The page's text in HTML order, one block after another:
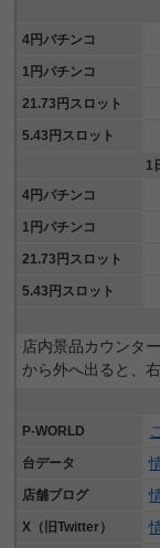
4円パチンコ
1円パチンコ
21.73円スロット
5.43円スロット
1
4円パチンコ
1円パチンコ
21.73円スロット
5.43円スロット
店内景品カウンタ
から外へ出ると、
P-WORLD
台データ
店舗ブログ
X（旧Twitter）